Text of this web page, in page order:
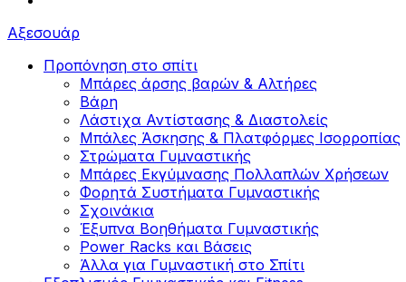
Αξεσουάρ
Προπόνηση στο σπίτι
Μπάρες άρσης βαρών & Αλτήρες
Βάρη
Λάστιχα Αντίστασης & Διαστολείς
Μπάλες Άσκησης & Πλατφόρμες Ισορροπίας
Στρώματα Γυμναστικής
Μπάρες Εκγύμνασης Πολλαπλών Χρήσεων
Φορητά Συστήματα Γυμναστικής
Σχοινάκια
Έξυπνα Βοηθήματα Γυμναστικής
Power Racks και Βάσεις
Άλλα για Γυμναστική στο Σπίτι